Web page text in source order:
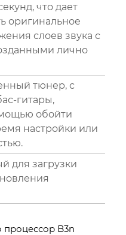
что дает
оригинальное
слоев звука с
лично
тюнер, с
гитары,
обойти
настройки или
для загрузки
процессор B3n